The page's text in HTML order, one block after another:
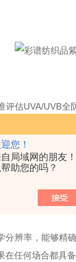
您！
局域网的朋友
帮助您的吗？
评估UVA/UVB全
照式面阵探测器
400nm) 波段
、AS/NZS
分辨率，能够精
任何场合都具备